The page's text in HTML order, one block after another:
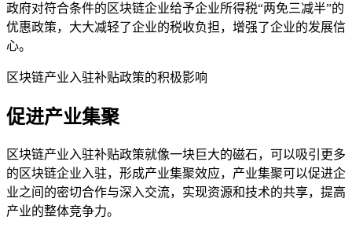
政府对符合条件的区块链企业给予企业所得税“两免三减半”的
优惠政策，大大减轻了企业的税收负担，增强了企业的发展信
心。
区块链产业入驻补贴政策的积极影响
促进产业集聚
区块链产业入驻补贴政策就像一块巨大的磁石，可以吸引更多
的区块链企业入驻，形成产业集聚效应，产业集聚可以促进企
业之间的密切合作与深入交流，实现资源和技术的共享，提高
产业的整体竞争力。